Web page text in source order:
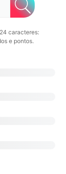
caracteres:
e pontos.